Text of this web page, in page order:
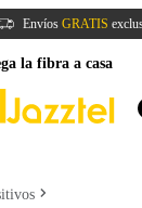
Envíos GRATIS
la fibra a casa